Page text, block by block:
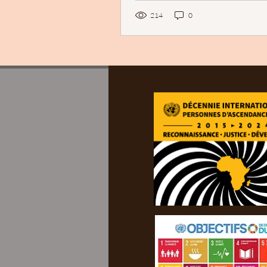
214 0